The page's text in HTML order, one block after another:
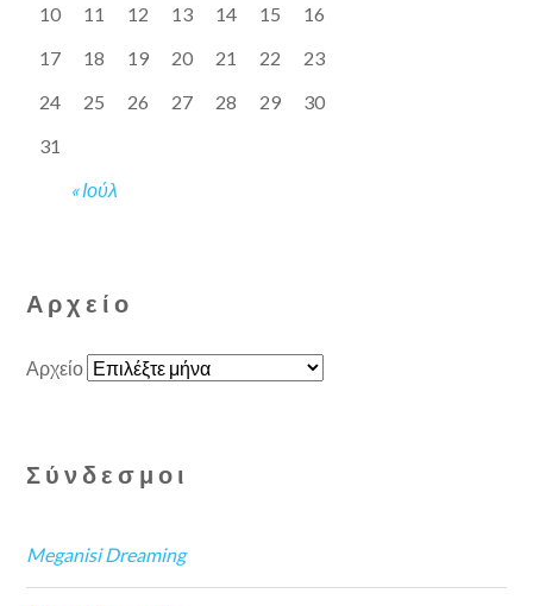
« Ιούλ
10
11 12 13 14 15
16
17
18 19 20 21 22
23
24
25 26 27 28 29
30
31
Αρχείο
Αρχείο
Σύνδεσμοι
Meganisi Dreaming